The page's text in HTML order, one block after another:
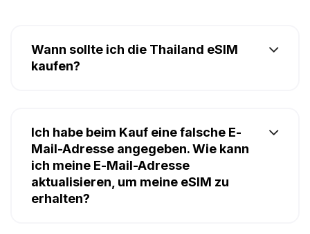
Wann sollte ich die Thailand eSIM
kaufen?
Ich habe beim Kauf eine falsche E-
Mail-Adresse angegeben. Wie kann
ich meine E-Mail-Adresse
aktualisieren, um meine eSIM zu
erhalten?